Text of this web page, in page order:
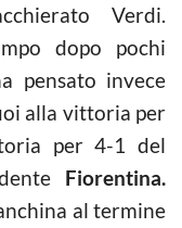
Verdi.
dopo pochi
pensato invece
alla vittoria per
per 4-1 del
Fiorentina.
al termine